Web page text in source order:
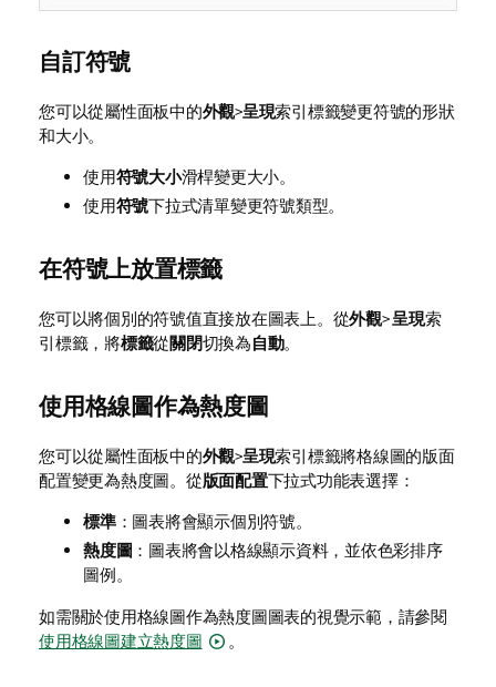
自訂符號
您可以從屬性面板中的外觀>呈現索引標籤變更符號的形狀
和大小。
使用符號大小滑桿變更大小。
使用符號下拉式清單變更符號類型。
在符號上放置標籤
您可以將個別的符號值直接放在圖表上。從外觀>呈現索
引標籤，將標籤從關閉切換為自動。
使用格線圖作為熱度圖
您可以從屬性面板中的外觀>呈現索引標籤將格線圖的版面
配置變更為熱度圖。從版面配置下拉式功能表選擇：
標準：圖表將會顯示個別符號。
熱度圖 ：圖表將會以格線顯示資料，並依色彩排序
圖例。
如需關於使用格線圖作為熱度圖圖表的視覺示範，請參閱
使用格線圖建立熱度圖
。